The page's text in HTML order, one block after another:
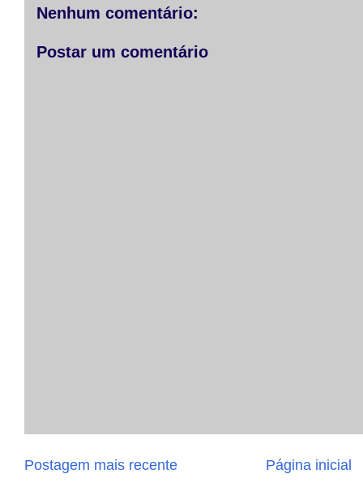
r
o
k
g
e
p
p
Nenhum comentário:
Postar um comentário
Postagem mais recente Página inicial